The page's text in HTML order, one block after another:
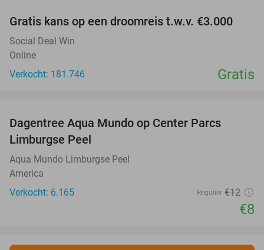
Gratis kans op een droomreis t.w.v. €3.000
Social Deal Win
Online
Verkocht: 181.746
Gratis
Dagentree Aqua Mundo op Center Parcs
Limburgse Peel
Aqua Mundo Limburgse Peel
America
Verkocht: 6.165
Regulier €12
€8